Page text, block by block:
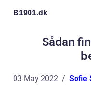
B1901.dk
Sådan
03 May 2022 Sofie